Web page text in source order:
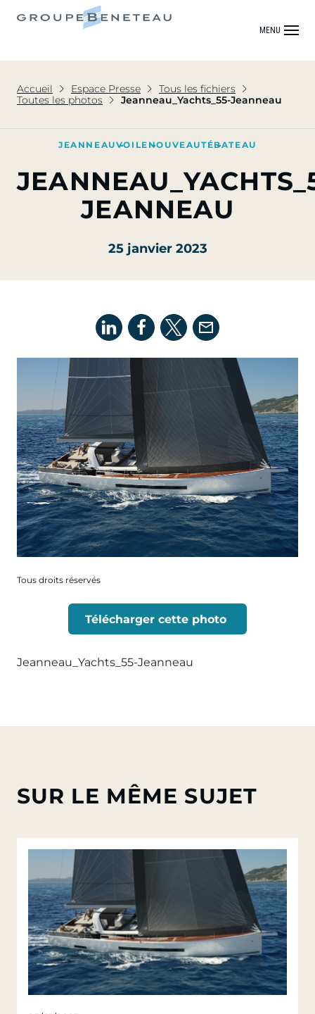
MENU
Accueil Espace Presse
Tous les fichiers
Toutes les photos
Jeanneau_Yachts_55-Jeanneau
JEANNEAUVOILE NOUVEAUTÉBATEAU
JEANNEAU
25 janvier 2023
Tous droits réservés
Télécharger cette photo
Jeanneau_Yachts_55-Jeanneau
SUR LE MÊME SUJET